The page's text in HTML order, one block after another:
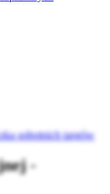
sobotnich targów
-